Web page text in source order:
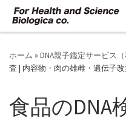
コンテンツへスキップ
ホーム » DNA親子鑑定サービス
査 | 内容物・肉の雄雌・遺伝子
食品のDNA